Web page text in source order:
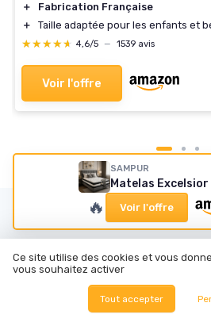
＋
Fabrication Française
＋
Taille adaptée pour les enfants et
★★★★★
★★★★★ 4,6/5 — 1539 avis
Voir l'offre
SAMPUR
Matelas Excelsior
🔥 Voir l'offre
Les articles par date
Mars 2024
Ce site utilise des cookies et vous
vous souhaitez activer
Tout accepter